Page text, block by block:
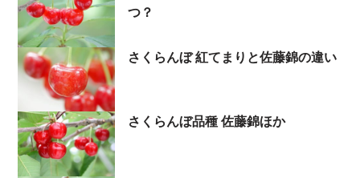
つ？
さくらんぼ 紅てまりと佐藤錦の違い
さくらんぼ品種 佐藤錦ほか